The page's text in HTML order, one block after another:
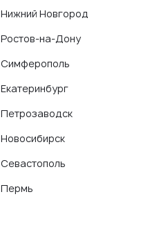
Нижний Новгород
Ростов-на-Дону
Симферополь
Екатеринбург
Петрозаводск
Новосибирск
Севастополь
Пермь